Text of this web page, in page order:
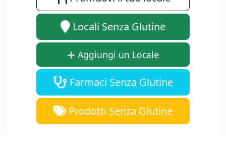
Locali Senza Glutine
Aggiungi un Locale
Farmaci Senza Glutine
Prodotti Senza Glutine